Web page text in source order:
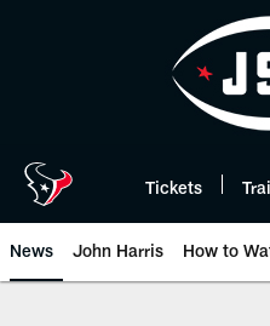
Tickets
News John Harris How to